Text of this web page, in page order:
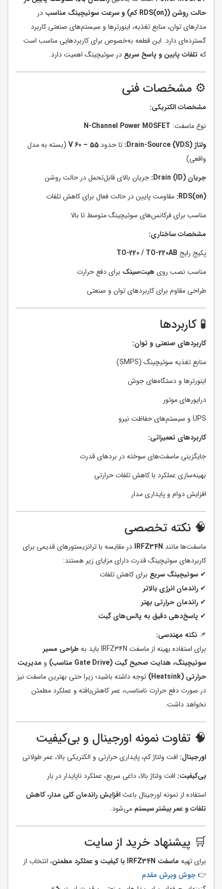
حالت روشن (RDS(on) کم) و سرعت سوئیچینگ مناسب
در
مدارهای توان، منابع تغذیه، اینورترها و سیستم‌های صنعتی کاربرد
گسترده‌ای دارد. این قطعه به‌خصوص برای کاربردهایی مناسب است
که تلفات پایین و پاسخ سریع در سوئیچینگ اهمیت دارد.
⚙️ مشخصات فنی
مشخصات الکتریکی:
نوع ماسفت: N-Channel Power MOSFET
ولتاژ Drain-Source (VDS):
تا حدود 55 – 60 V
(بسته به مدل
واقعی)
جریان Drain (ID):
جریان بالای قابل‌تحمل در حالت روشن
RDS(on): مقاومت پایین در حالت فعال برای کاهش تلفات
مناسب برای فرکانس‌های سوئیچینگ متوسط تا بالا
مشخصات ساختاری:
پکیج رایج TO-220 / TO-220AB
مناسب نصب روی هیت‌سینک برای دفع حرارت
طراحی مقاوم برای کاربردهای توان و صنعتی
🧪 کاربردها
کاربردهای صنعتی و توان:
منابع تغذیه سوئیچینگ (SMPS)
اینورترها و دستگاه‌های جوش
درایورهای موتور
UPS و سیستم‌های حفاظت نیرو
کاربردهای تعمیراتی:
جایگزینی ماسفت‌های سوخته در بردهای قدرت
بهینه‌سازی عملکرد با کاهش تلفات حرارتی
افزایش دوام و پایداری مدار
🧠 نکته تخصصی
ماسفت‌ها مانند IRFZ34N در مقایسه با ترانزیستورهای قدیمی برای
کاربردهای سوئیچینگ قدرت دارای مزایای زیر هستند:
✔ سوئیچینگ سریع برای کاهش تلفات
✔ راندمان انرژی بالاتر
✔ راندمان حرارتی بهتر
✔ پاسخ‌دهی دقیق به پالس‌های گیت
📌 نکته مهندسی:
برای استفاده بهینه از ماسفت IRFZ34N باید به
طراحی مسیر
سوئیچینگ، هدایت صحیح گیت (Gate Drive مناسب)
و مدیریت
حرارتی (Heatsink)
توجه داشته باشید؛ زیرا حتی بهترین ماسفت نیز
در صورت دفع حرارت نامناسب، عمر کاهش‌یافته و عملکرد مطمئن
نخواهد داشت.
🧠 تفاوت نمونه اورجینال و بی‌کیفیت
اورجینال: افت ولتاژ کم، پایداری حرارتی و الکتریکی بالا، عمر طولانی
بی‌کیفیت: افت ولتاژ بالا، داغی سریع، عملکرد ناپایدار در بار
استفاده از نمونه اورجینال باعثافزایش راندمان کلی مدار، کاهش
تلفات و عمر بیشتر سیستم می‌شود.
🛒 پیشنهاد خرید از سایت
برای تهیه ماسفت IRFZ34N با کیفیت و عملکرد مطمئن
، انتخاب از
👉جوش وبرش مقدم